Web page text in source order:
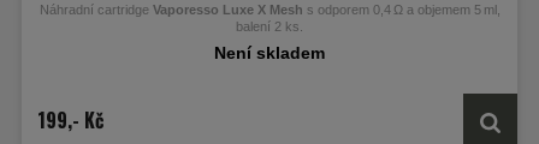
Náhradní cartridge Vaporesso Luxe X Mesh s odporem 0,4 Ω a objemem 5 ml,
balení 2 ks.
Není skladem
199,- Kč